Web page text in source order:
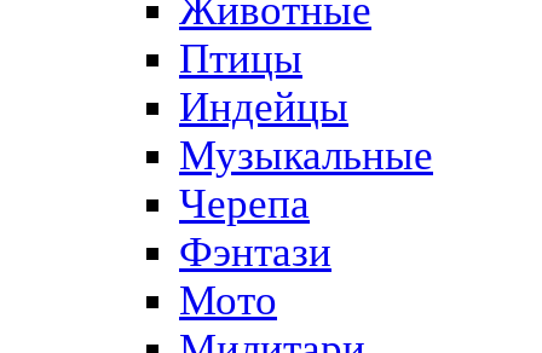
Животные
Птицы
Индейцы
Музыкальные
Черепа
Фэнтази
Мото